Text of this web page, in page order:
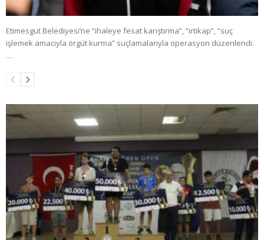
Etimesgut Belediyesi’ne “ihaleye fesat karıştırma”, “irtikap”, “suç
işlemek amacıyla örgüt kurma” suçlamalarıyla operasyon düzenlendi.
…